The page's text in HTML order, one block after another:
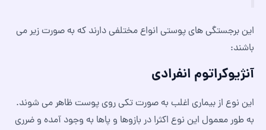
این برجستگی های پوستی انواع مختلفی دارند که به صورت زیر می
باشند:
آنژیوکراتوم انفرادی
این نوع از بیماری اغلب به صورت تکی روی پوست ظاهر می شوند.
به طور معمول این نوع اکثرا در بازوها و پاها به وجود آمده و ضرری